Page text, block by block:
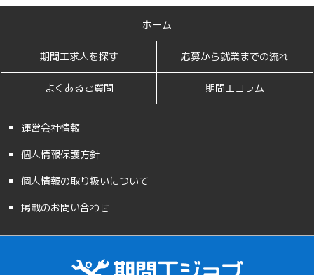
ホーム
期間工求人を探す 応募から就業までの流れ
よくあるご質問 期間工コラム
運営会社情報
個人情報保護方針
個人情報の取り扱いについて
掲載のお問い合わせ